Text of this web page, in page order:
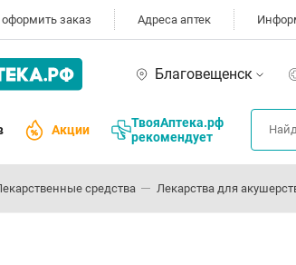
оформить заказ Адреса аптек
Благовещенск
Акции
ТвояАптека.рф
рекомендует
средства Лекарства для